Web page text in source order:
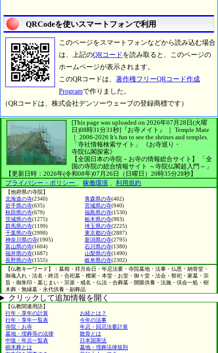
QRCodeを使いスマートフォンで利用
このページをスマートフォンなどから読み込む場合
は、上記のQRコード を読み取ると、このページの
ホームページが表示されます。
このQRコードは、 著作権フリーQRコード作成
Programで作りました。
（QRコードは、株式会社デンソーウェーブの登録商標です）
[This page was uploaded on 2026年07月28日(火曜
日)08時31分31秒] 『お寺メイト』 ｜ Temple Mate
｜ 2006-2026 It's fun to see the shrines and temples.
「寺社情報検索サイト」
《お寺巡り・
寺院仏閣探索》
【全国日本の寺院－お寺の情報総合サイト】
「全
国の寺院の総合情報サイト ～寺院仏閣超入門～」
【更新日時：2026年(令和08年)07月26日（日曜日）20時35分28秒】
プライバシー・ポリシー 、 稼働環境 、 利用規約
【他府県の寺院】
北海道の寺(2340) 青森県の寺(462)
岩手県の寺(635) 宮城県の寺(940)
秋田県の寺(679) 福島県の寺(1530)
茨城県の寺(1275) 栃木県の寺(983)
群馬県の寺(1199) 埼玉県の寺(2225)
千葉県の寺(2998) 東京都の寺(2887)
神奈川県の寺(1905) 新潟県の寺(2795)
富山県の寺(1604) 石川県の寺(1380)
福井県の寺(1687) 山梨県の寺(1490)
長野県の寺(1555) 岐阜県の寺(2302)
【仏教キーワード】：墓相・祥月命日・年忌法要・寺院墓地・法事・仏恩・納骨堂・
御魂入れ・法名・終活・合祀墓・檀家・本堂・お堂・御々堂・法会・祭祀・家墓・宗
旨・御朱印・墓じまい・宗派・戒名・仏法・合葬墓・開眼供養・法施・倶会一処・樹
木葬・無縁墓・永代供養・副葬品
クリックして追加情報を開く
【仏教関連用語】
行年・享年の計算
お経とは？
行年・享年一覧表
今年の法事
寺院・お寺
年忌・回忌法要計算
墓地・埋葬等の法律
散骨とは
中陰・年忌一覧表
日本国憲法
樹木葬とは
墓地・埋葬法律規則